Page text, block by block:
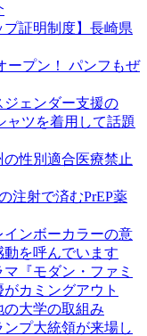
プ証明制度】長崎県
ープン！ パンフもぜ
ェンダー支援の
ャツを着用して話題
性別適合医療禁止
注射で済むPrEP薬
インボーカラーの意
を呼んでいます
マ『モダン・ファミ
カミングアウト
の大学の取組み
ンプ大統領が来場し